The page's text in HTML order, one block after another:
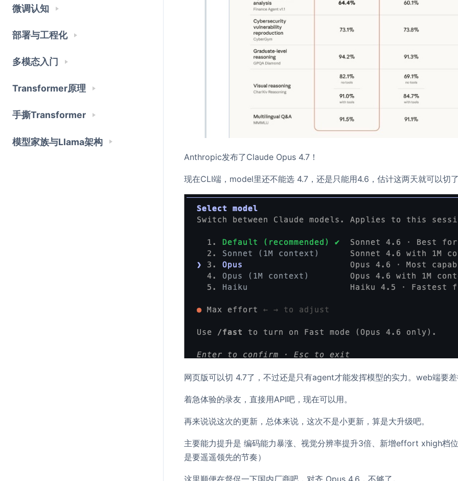
微调认知
部署与工程化
多模态入门
Transformer原理
手撕Transformer
模型家族与Llama架构
Anthropic发布了Claude Opus 4.7！
现在CLI端，model里还不能选 4.7，还是只能用4.6，估计这两天就可以切
网页版可以切 4.7了，不过还是只有agent才能发挥模型的实力。web端要
着急体验的录友，直接用API吧，现在可以用。
再来说说这次的更新，总体来说，这次不是小更新，算是大升级吧。
主要能力提升是 编码能力暴涨、视觉分辨率提升3倍、新增effort xhigh档
是要遥遥领先的节奏）